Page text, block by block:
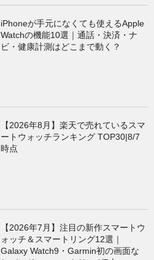
iPhoneが手元になくても使えるApple
Watchの機能10選｜通話・決済・ナ
ビ・健康計測はどこまで動く？
【2026年8月】楽天で売れているスマ
ートウォッチランキング TOP30|8/7
時点
【2026年7月】注目の新作スマートウ
ォッチ＆スマートリング12選｜
Galaxy Watch9・Garmin初の画面な